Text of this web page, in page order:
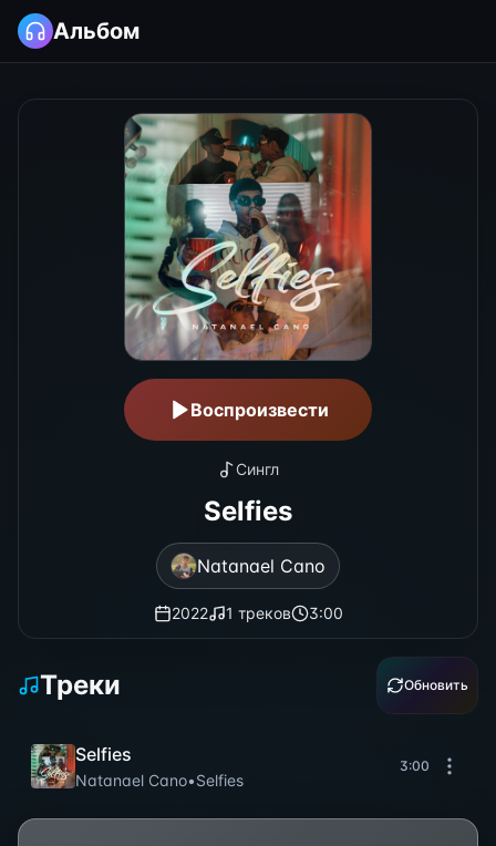
Selfies
Альбом
Воспроизвести
Сингл
Selfies
Natanael Cano
2022 1 треков 3:00
Треки Обновить
Selfies
Natanael Cano•Selfies
3:00